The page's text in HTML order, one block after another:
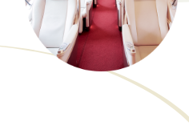
简体中文 繁體中文